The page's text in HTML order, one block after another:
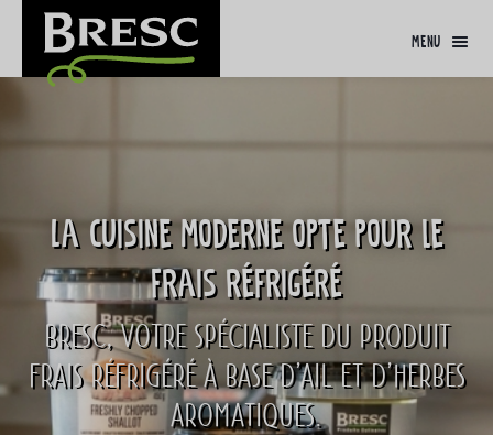
menu
La cuisine moderne opte pour le
frais réfrigéré
BRESC, VOTRE SPÉCIALISTE DU PRODUIT
FRAIS RÉFRIGÉRÉ À BASE D’AIL ET D’HERBES
AROMATIQUES.